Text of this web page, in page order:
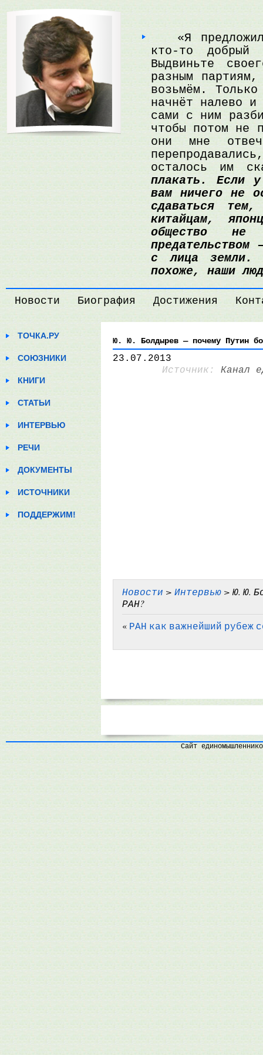
«Я предложил
кто-то
Выдвиньте
разным
возьмём.
начнёт налево и
сами с ним
чтобы потом не
они мне
осталось им
плакать. Если
вам ничего не
сдаваться
китайцам,
общество не
с лица
похоже, наши
Новости Биография Достижения
ТОЧКА.РУ
СОЮЗНИКИ
КНИГИ
СТАТЬИ
ИНТЕРВЬЮ
РЕЧИ
ДОКУМЕНТЫ
ИСТОЧНИКИ
ПОДДЕРЖИМ!
Ю. Ю. Болдырев — почему Путин
23.07.2013
Источник: Канал
Новости > Интервью > Ю. Ю.
РАН?
« РАН как важнейший рубеж
Сайт